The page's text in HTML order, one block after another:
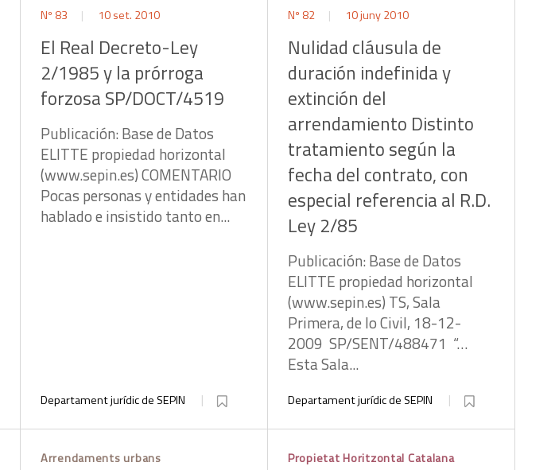
Nº 83
10 set. 2010
El Real Decreto-Ley
2/1985 y la prórroga
forzosa SP/DOCT/4519
Publicación: Base de Datos
ELITTE propiedad horizontal
(www.sepin.es) COMENTARIO
Pocas personas y entidades han
hablado e insistido tanto en...
Departament jurídic de SEPIN
Nº 82
10 juny 2010
Nulidad cláusula de
duración indefinida y
extinción del
arrendamiento Distinto
tratamiento según la
fecha del contrato, con
especial referencia al R.D.
Ley 2/85
Publicación: Base de Datos
ELITTE propiedad horizontal
(www.sepin.es) TS, Sala
Primera, de lo Civil, 18-12-
2009 SP/SENT/488471 “…
Esta Sala...
Departament jurídic de SEPIN
Arrendaments urbans
Propietat Horitzontal Catalana